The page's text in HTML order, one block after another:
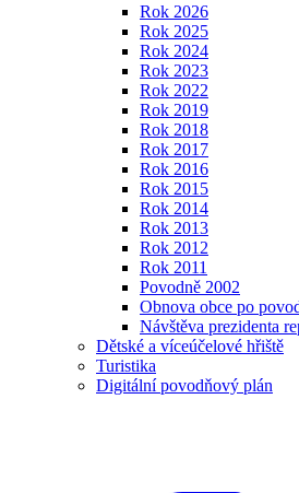
Rok 2026
Rok 2025
Rok 2024
Rok 2023
Rok 2022
Rok 2019
Rok 2018
Rok 2017
Rok 2016
Rok 2015
Rok 2014
Rok 2013
Rok 2012
Rok 2011
Povodně 2002
Obnova obce po
Návštěva prezidenta
Dětské a víceúčelové hřiště
Turistika
Digitální povodňový plán